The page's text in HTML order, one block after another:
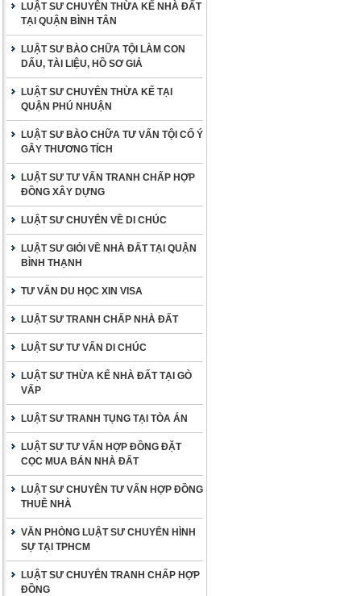
LUẬT SƯ CHUYÊN THỪA KẾ NHÀ ĐẤT
TẠI QUẬN BÌNH TÂN
LUẬT SƯ BÀO CHỮA TỘI LÀM CON
DẤU, TÀI LIỆU, HỒ SƠ GIẢ
LUẬT SƯ CHUYÊN THỪA KẾ TẠI
QUẬN PHÚ NHUẬN
LUẬT SƯ BÀO CHỮA TƯ VẤN TỘI CỐ Ý
GÂY THƯƠNG TÍCH
LUẬT SƯ TƯ VẤN TRANH CHẤP HỢP
ĐỒNG XÂY DỰNG
LUẬT SƯ CHUYÊN VỀ DI CHÚC
LUẬT SƯ GIỎI VỀ NHÀ ĐẤT TẠI QUẬN
BÌNH THẠNH
TƯ VẤN DU HỌC XIN VISA
LUẬT SƯ TRANH CHẤP NHÀ ĐẤT
LUẬT SƯ TƯ VẤN DI CHÚC
LUẬT SƯ THỪA KẾ NHÀ ĐẤT TẠI GÒ
VẤP
LUẬT SƯ TRANH TỤNG TẠI TÒA ÁN
LUẬT SƯ TƯ VẤN HỢP ĐỒNG ĐẶT
CỌC MUA BÁN NHÀ ĐẤT
LUẬT SƯ CHUYÊN TƯ VẤN HỢP ĐỒNG
THUÊ NHÀ
VĂN PHÒNG LUẬT SƯ CHUYÊN HÌNH
SỰ TẠI TPHCM
LUẬT SƯ CHUYÊN TRANH CHẤP HỢP
ĐỒNG